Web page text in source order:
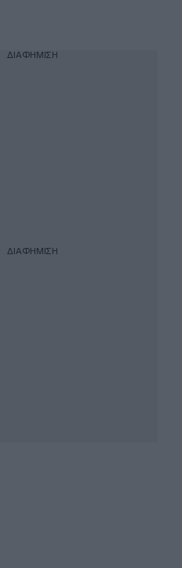
ΔΙΑΦΗΜΙΣΗ
ΔΙΑΦΗΜΙΣΗ